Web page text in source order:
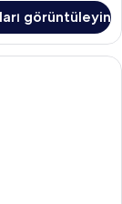
görüntüleyin
takımı, memory